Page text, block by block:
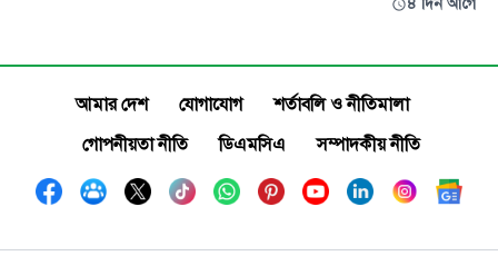
৪ দিন আগে
আমার দেশ যোগাযোগ
শর্তাবলি ও নীতিমালা
গোপনীয়তা নীতি
ডিএমসিএ সম্পাদকীয় নীতি